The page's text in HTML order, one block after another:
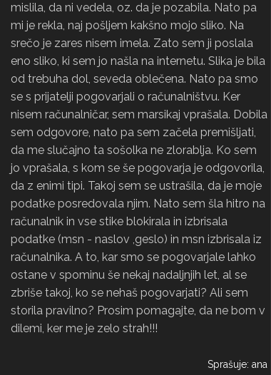
mislila, da ni vedela, oz. da je pozabila. Nato pa
mi je rekla, naj pošljem kakšno mojo sliko. Na
srečo je zares nisem imela. Zato sem ji poslala
eno sliko, ki sem jo našla na internetu. Slika je bila
od trebuha dol, seveda oblečena. Nato pa smo
se s prijatelji pogovarjali o računalništvu. Ker
nisem računalničar, sem marsikaj vprašala. Dobila
sem odgovore, nato pa sem začela premišljati,
da me slučajno ta sošolka ne zlorablja. Ko sem
jo vprašala, s kom se še pogovarja je odgovorila,
da z enimi tipi. Takoj sem se ustrašila, da je moje
podatke posredovala njim. Nato sem šla hitro na
računalnik in vse stike blokirala in izbrisala
podatke (msn - naslov ,geslo) in msn izbrisala iz
računalnika. A to, kar smo se pogovarjale lahko
ostane v spominu še nekaj nadaljnjih let, al se
zbriše takoj, ko se nehaš pogovarjati? Ali sem
storila pravilno? Prosim pomagajte, da ne bom v
dilemi, ker me je zelo strah!!!
Sprašuje: ana